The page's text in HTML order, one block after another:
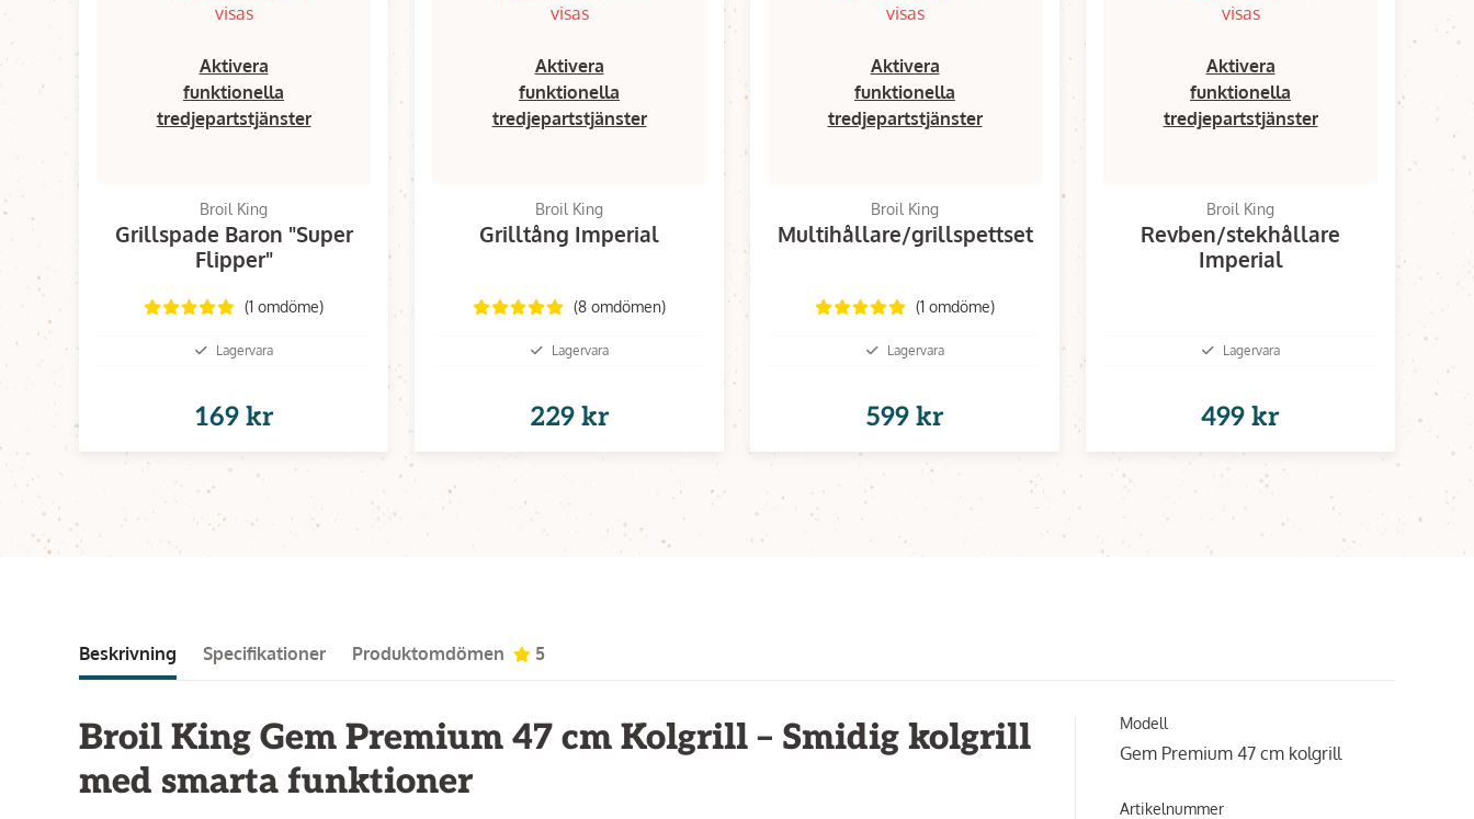
visas
Aktivera
funktionella
tredjepartstjänster
Broil King
Grillspade Baron "Super
Flipper"
(1 omdöme)
Lagervara
169 kr
visas
Aktivera
funktionella
tredjepartstjänster
Broil King
Grilltång Imperial
(8 omdömen)
Lagervara
229 kr
visas
Aktivera
funktionella
tredjepartstjänster
Broil King
Multihållare/grillspettset
(1 omdöme)
Lagervara
599 kr
visas
Aktivera
funktionella
tredjepartstjänster
Broil King
Revben/stekhållare
Imperial
Lagervara
499 kr
Beskrivning Specifikationer Produktomdömen 5
Broil King Gem Premium 47 cm Kolgrill – Smidig kolgrill
med smarta funktioner
Modell
Gem Premium 47 cm kolgrill
Artikelnummer